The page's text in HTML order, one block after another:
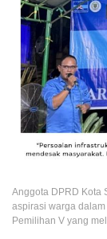
Anggota DPRD Kota
aspirasi warga
Pemilihan V yang